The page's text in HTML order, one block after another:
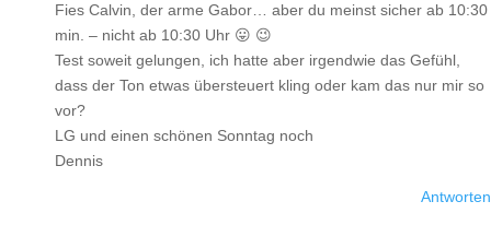
Fies Calvin, der arme Gabor… aber du meinst sicher ab 10:30
min. – nicht ab 10:30 Uhr 😛 😉
Test soweit gelungen, ich hatte aber irgendwie das Gefühl,
dass der Ton etwas übersteuert kling oder kam das nur mir so
vor?
LG und einen schönen Sonntag noch
Dennis
Antworten